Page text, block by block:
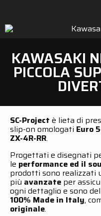
KAWASAKI
PICCOLA
SC-Project è lieta di
slip-on omologati Euro
ZX-4R-RR.
Progettati e disegnati
le performance ed il
prodotti sono realizzati
più avanzate per
ogni dettaglio e sono
100% Made in Italy,
originale.